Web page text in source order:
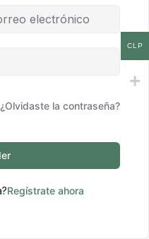
¿Olvidaste la contraseña?
Regístrate ahora
CLP